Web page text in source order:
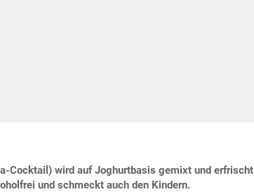
Cocktail) wird auf Joghurtbasis gemixt und erfrischt
und schmeckt auch den Kindern.